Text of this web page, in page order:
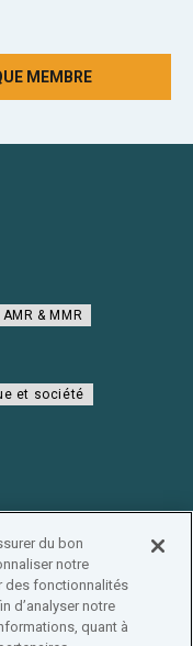
MEMBRE
AMR & MMR
et société
du bon
notre
des fonctionnalités
d’analyser notre
quant à